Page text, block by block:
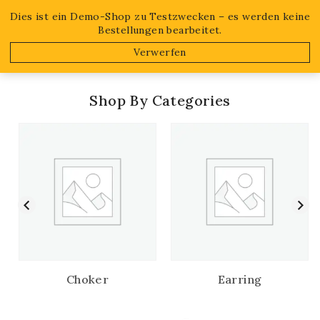
Dies ist ein Demo-Shop zu Testzwecken – es werden keine
Bestellungen bearbeitet.
Verwerfen
Free shipping on orders over $50!
Shop By Categories
Choker Earring